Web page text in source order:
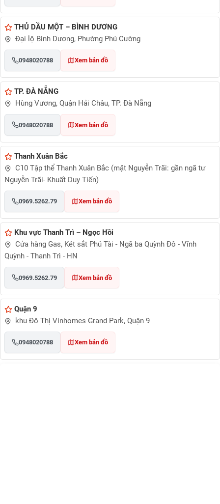
THỦ DẦU MỘT – BÌNH DƯƠNG
Đại lộ Bình Dương, Phường Phú Cường
0948020788 Xem bản đồ
TP. ĐÀ NẴNG
Hùng Vương, Quận Hải Châu, TP. Đà Nẵng
0948020788 Xem bản đồ
Thanh Xuân Bắc
C10 Tập thể Thanh Xuân Bắc (mặt Nguyễn Trãi: gần ngã tư
Nguyễn Trãi- Khuất Duy Tiến)
0969.5262.79 Xem bản đồ
Khu vực Thanh Trì – Ngọc Hồi
Cửa hàng Gas, Két sắt Phú Tài - Ngã ba Quỳnh Đô - Vĩnh
Quỳnh - Thanh Trì - HN
0969.5262.79 Xem bản đồ
Quận 9
khu Đô Thị Vinhomes Grand Park, Quận 9
0948020788 Xem bản đồ